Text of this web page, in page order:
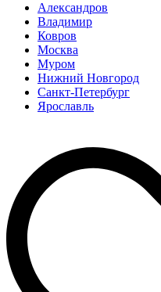
Александров
Владимир
Ковров
Москва
Муром
Нижний Новгород
Санкт-Петербург
Ярославль